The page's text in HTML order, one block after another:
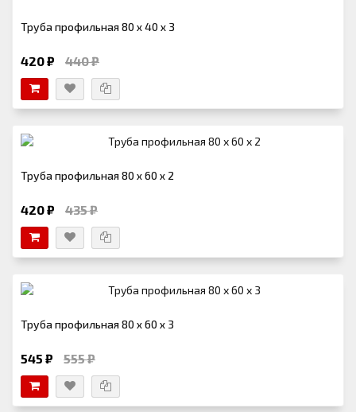
Труба профильная 80 х 40 х 3
420 ₽ 440 ₽
Труба профильная 80 х 60 х 2
420 ₽ 435 ₽
Труба профильная 80 х 60 х 3
545 ₽ 555 ₽